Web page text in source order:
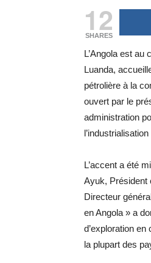
12
SHARES
L’Angola est
Luanda,
pétrolière à la
ouvert par le
administration
L’accent a été
Ayuk, Président
Directeur
en Angola » a
d’exploration
la plupart des